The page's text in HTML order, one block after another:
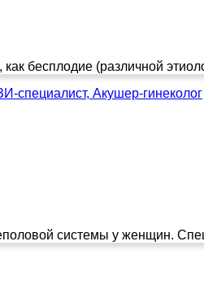
бесплодие (различной
специалист, Акушер-гинеколог
системы у женщин.